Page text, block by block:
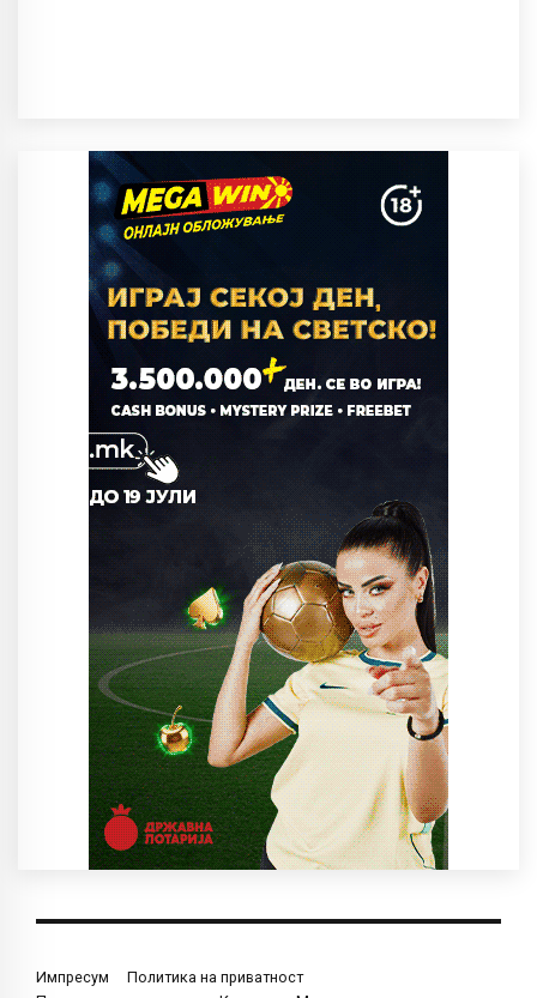
Импресум
Политика на приватност